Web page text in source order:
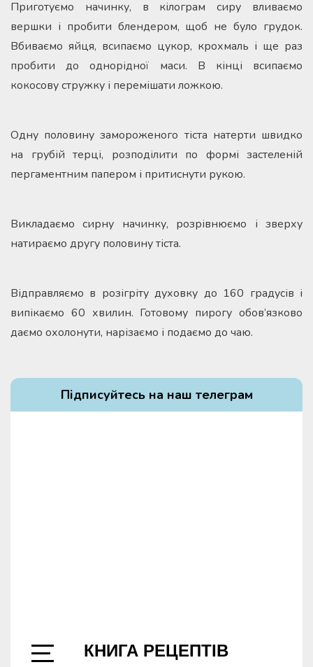
Приготуємо начинку, в кілограм сиру вливаємо
вершки і пробити блендером, щоб не було грудок.
Вбиваємо яйця, всипаємо цукор, крохмаль і ще раз
пробити до однорідної маси. В кінці всипаємо
кокосову стружку і перемішати ложкою.
Одну половину замороженого тіста натерти швидко
на грубій терці, розподілити по формі застеленій
пергаментним папером і притиснути рукою.
Викладаємо сирну начинку, розрівнюємо і зверху
натираємо другу половину тіста.
Відправляємо в розігріту духовку до 160 градусів і
випікаємо 60 хвилин. Готовому пирогу обов’язково
даємо охолонути, нарізаємо і подаємо до чаю.